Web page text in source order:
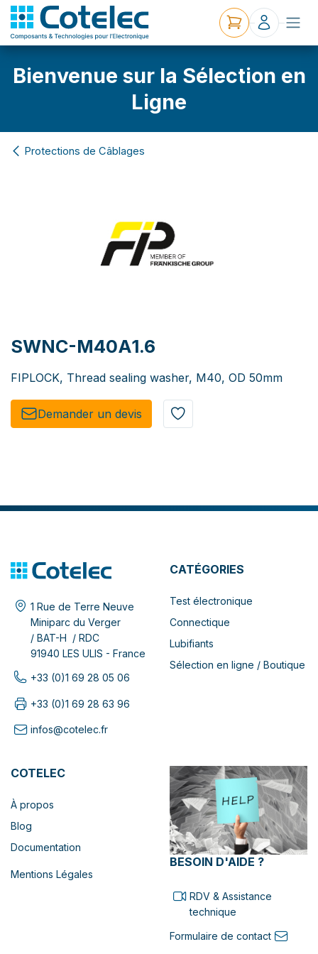
Bienvenue sur la Sélection en
Ligne
Protections de Câblages
SWNC-M40A1.6
FIPLOCK, Thread sealing washer, M40, OD 50mm
Demander un de​​vis​​
1 Rue de Terre Neuve
Miniparc du Verger
/ BAT-H / RDC
91940 LES ULIS - France
+33 (0)1 69 28 05 06
+33 (0)1 69 28 63 96
infos@cotelec.fr
CATÉGORIES
Test électronique
Connectique
Lubifiants
Sélection en ligne / Boutique
COTELEC
À propos
Blog
Documentation
Mentions Légales
BESOIN D'AIDE ?
RDV & Assistance
technique
Formulaire de contact